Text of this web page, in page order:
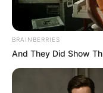
The Best
BRAINBERRIES
And They Did Show